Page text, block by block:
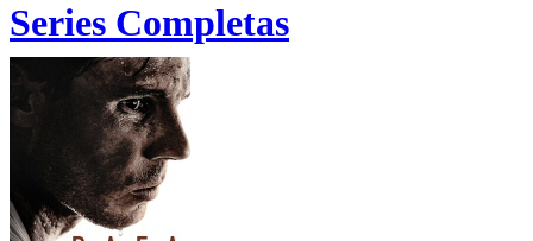
Series Completas